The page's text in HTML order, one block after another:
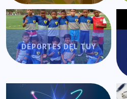
DEPORTES DEL TUY